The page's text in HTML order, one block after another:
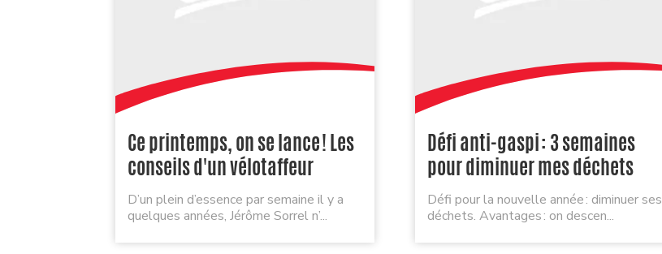
Ce printemps, on se lance ! Les
conseils d'un vélotaffeur
D’un plein d’essence par semaine il y a
quelques années, Jérôme Sorrel n’...
Défi anti-gaspi : 3 semaines
pour diminuer mes déchets
Défi pour la nouvelle année : diminuer ses
déchets. Avantages : on descen...